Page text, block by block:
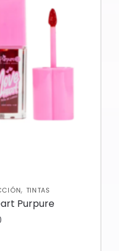
, TINTAS
Purpure